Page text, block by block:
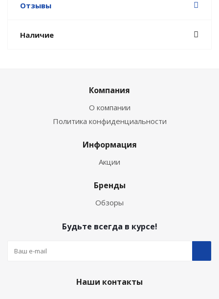
Отзывы
Наличие
Компания
О компании
Политика конфиденциальности
Информация
Акции
Бренды
Обзоры
Будьте всегда в курсе!
Наши контакты